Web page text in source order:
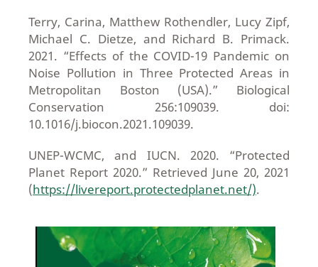
Terry, Carina, Matthew Rothendler, Lucy Zipf,
Michael C. Dietze, and Richard B. Primack.
2021. “Effects of the COVID-19 Pandemic on
Noise Pollution in Three Protected Areas in
Metropolitan Boston (USA).” Biological
Conservation 256:109039. doi:
10.1016/j.biocon.2021.109039.
UNEP-WCMC, and IUCN. 2020. “Protected
Planet Report 2020.” Retrieved June 20, 2021
(https://livereport.protectedplanet.net/).